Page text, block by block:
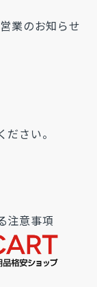
業のお知らせ
さい。
注意事項